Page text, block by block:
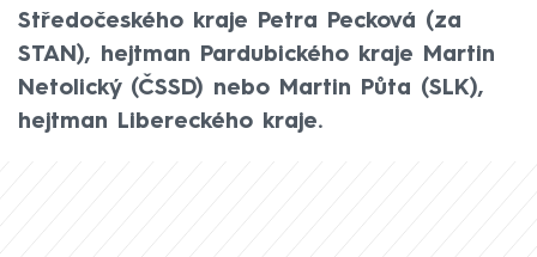
Středočeského kraje Petra Pecková (za
STAN), hejtman Pardubického kraje Martin
Netolický (ČSSD) nebo Martin Půta (SLK),
hejtman Libereckého kraje.